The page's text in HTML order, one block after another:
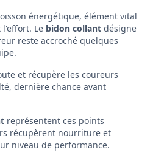
énergétique, élément vital
Le bidon collant désigne
reste accroché quelques
et récupère les coureurs
dernière chance avant
représentent ces points
récupèrent nourriture et
niveau de performance.